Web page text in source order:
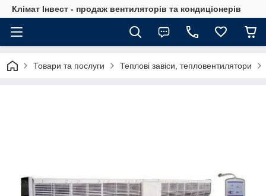
Клімат Інвест - продаж вентиляторів та кондиціонерів
Товари та послуги Теплові завіси, тепловентилятори